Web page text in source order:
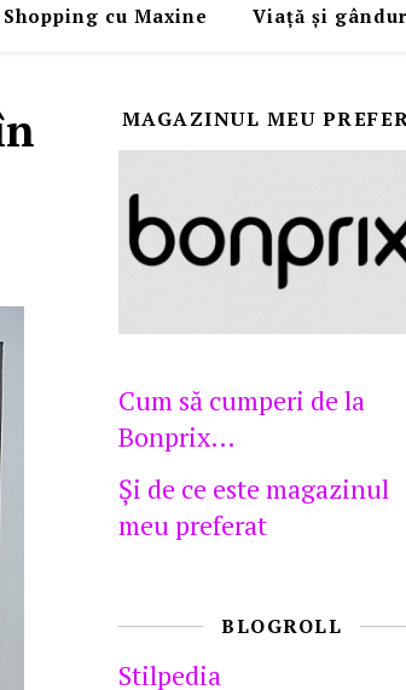
Shopping cu Maxine Viaţă şi
MAGAZINUL MEU
Cum să cumperi de la
Bonprix…
Şi de ce este magazinul
meu preferat
BLOGROLL
Stilpedia